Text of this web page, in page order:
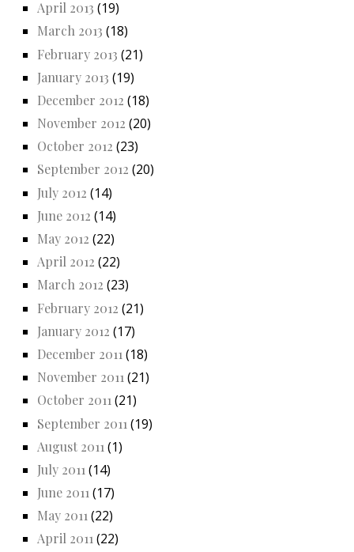
April 2013 (19)
March 2013 (18)
February 2013 (21)
January 2013 (19)
December 2012 (18)
November 2012 (20)
October 2012 (23)
September 2012 (20)
July 2012 (14)
June 2012 (14)
May 2012 (22)
April 2012 (22)
March 2012 (23)
February 2012 (21)
January 2012 (17)
December 2011 (18)
November 2011 (21)
October 2011(21)
September 2011 (19)
August 2011 (1)
July 2011 (14)
June 2011 (17)
May 2011(22)
April 2011(22)